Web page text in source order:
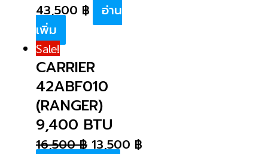
43,500 ฿
อ่าน
เพิ่ม
Sale!
CARRIER
42ABF010
(RANGER)
9,400 BTU
16,500฿ 13,500 ฿